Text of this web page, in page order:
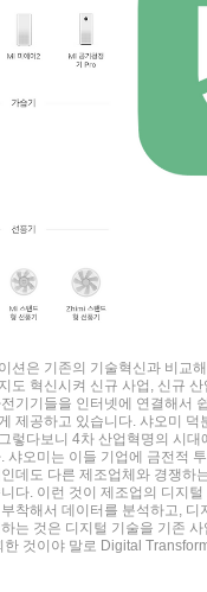
션은 기존의 기술혁신과 비교
도 혁신시켜 신규 사업, 신규
기기들을 인터넷에 연결해서
제공하고 있습니다. 샤오미
렇다보니 4차 산업혁명의 시
샤오미는 이들 기업에 금전적
데도 다른 제조업체와 경쟁하
다. 이런 것이 제조업의 디지
착해서 데이터를 분석하고,
는 것은 디지털 기술을 기존
한 것이야 말로 Digital